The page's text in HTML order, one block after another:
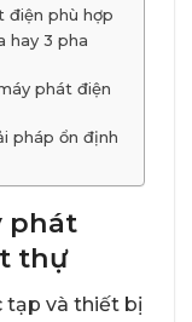
điện phù hợp
hay 3 pha
phát điện
pháp ổn định
phát
thự
tạp và thiết bị